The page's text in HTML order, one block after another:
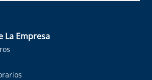
La Empresa